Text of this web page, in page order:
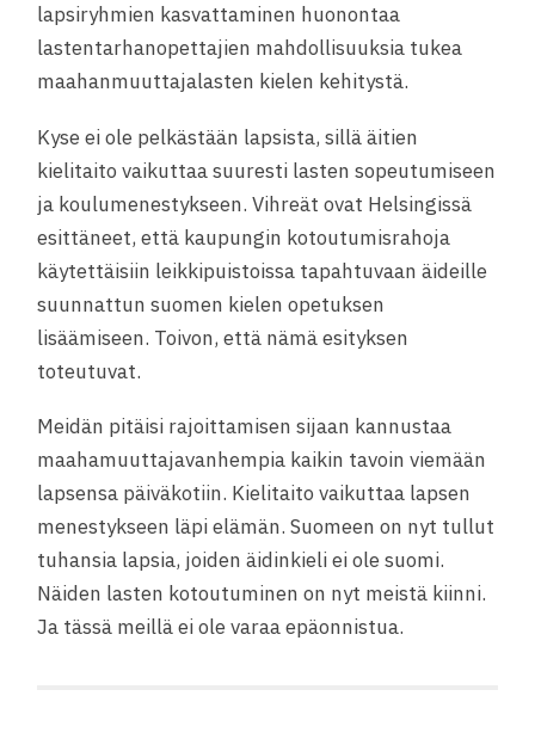
lapsiryhmien kasvattaminen huonontaa
lastentarhanopettajien mahdollisuuksia tukea
maahanmuuttajalasten kielen kehitystä.
Kyse ei ole pelkästään lapsista, sillä äitien
kielitaito vaikuttaa suuresti lasten sopeutumiseen
ja koulumenestykseen. Vihreät ovat Helsingissä
esittäneet, että kaupungin kotoutumisrahoja
käytettäisiin leikkipuistoissa tapahtuvaan äideille
suunnattun suomen kielen opetuksen
lisäämiseen. Toivon, että nämä esityksen
toteutuvat.
Meidän pitäisi rajoittamisen sijaan kannustaa
maahamuuttajavanhempia kaikin tavoin viemään
lapsensa päiväkotiin. Kielitaito vaikuttaa lapsen
menestykseen läpi elämän. Suomeen on nyt tullut
tuhansia lapsia, joiden äidinkieli ei ole suomi.
Näiden lasten kotoutuminen on nyt meistä kiinni.
Ja tässä meillä ei ole varaa epäonnistua.